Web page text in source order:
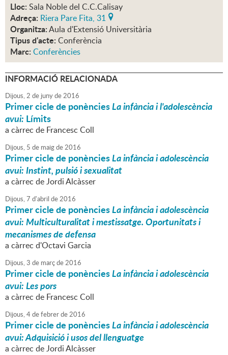
Lloc: Sala Noble del C.C.Calisay
Adreça: Riera Pare Fita, 31
Organitza:Aula d'Extensió Universitària
Tipus d'acte: Conferència
Marc: Conferències
INFORMACIÓ RELACIONADA
Dijous,2 de junyde2016
Primer cicle de ponènciesLa infància i l'adolescència
avui: Límits
a càrrec de Francesc Coll
Dijous, 5 de maigde2016
Primer cicle de ponènciesLa infància i adolescència
avui: Instint, pulsió i sexualitat
a càrrec de Jordi Alcàsser
Dijous,7 d'abril de2016
Primer cicle de ponènciesLa infància i adolescència
avui: Multiculturalitat i mestissatge. Oportunitats i
mecanismes de defensa
a càrrec d'Octavi Garcia
Dijous,3 de marçde2016
Primer cicle de ponènciesLa infància i adolescència
avui: Les pors
a càrrec de Francesc Coll
Dijous,4defebrerde2016
Primer cicle de ponènciesLa infància i adolescència
avui: Adquisició i usos del llenguatge
a càrrec de Jordi Alcàsser